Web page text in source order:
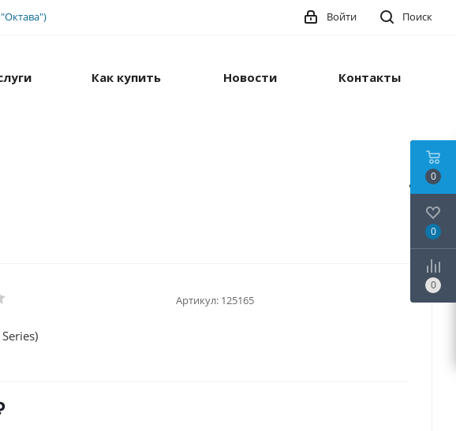
Поиск
Войти
Как купить Новости Контакты
Артикул: 125165
0
0
0